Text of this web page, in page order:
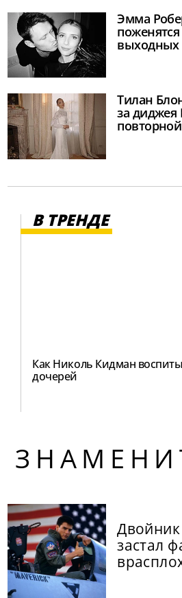
Эмма
выходных
Тилан
за диджея
В ТРЕНДЕ
Как Николь Кидман
дочерей
застал